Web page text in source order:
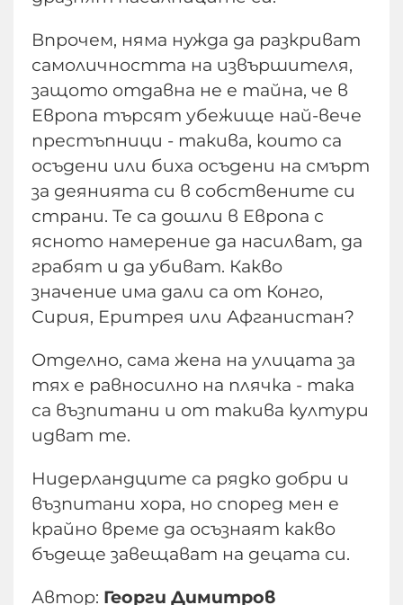
Впрочем, няма нужда да разкриват
самоличността на извършителя,
защото отдавна не е тайна, че в
Европа търсят убежище най-вече
престъпници - такива, които са
осъдени или биха осъдени на смърт
за деянията си в собствените си
страни. Те са дошли в Европа с
ясното намерение да насилват, да
грабят и да убиват. Какво
значение има дали са от Конго,
Сирия, Еритрея или Афганистан?
Отделно, сама жена на улицата за
тях е равносилно на плячка - така
са възпитани и от такива култури
идват те.
Нидерландците са рядко добри и
възпитани хора, но според мен е
крайно време да осъзнаят какво
бъдеще завещават на децата си.
Автор: Георги Димитров